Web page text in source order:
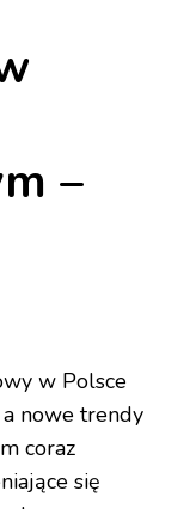
–
w Polsce
a nowe trendy
coraz
się